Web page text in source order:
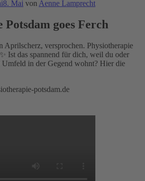
8. Mai von Aenne Lamprecht
goes Ferch
Aprilscherz, versprochen. Physiotherapie
Ist das spannend für dich, weil du oder
Umfeld in der Gegend wohnt? Hier die
potsdam.de